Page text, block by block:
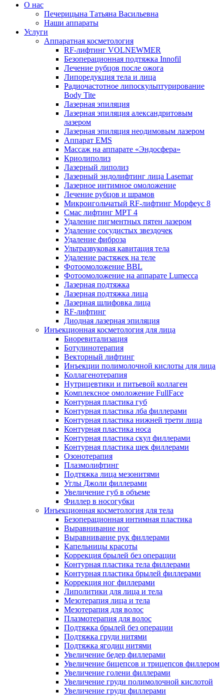
О нас
Печерицына Татьяна Васильевна
Наши аппараты
Услуги
Аппаратная косметология
RF-лифтинг VOLNEWMER
Безоперационная подтяжка Innofil
Лечение рубцов после ожога
Липоредукция тела и лица
Радиочастотное липоскульптурирование
Body Tite
Лазерная эпиляция
Лазерная эпиляция александритовым
лазером
Лазерная эпиляция неодимовым лазером
Аппарат EMS
Массаж на аппарате «Эндосфера»
Криолиполиз
Лазерный липолиз
Лазерный эндолифтинг лица Lasemar
Лазерное интимное омоложение
Лечение рубцов и шрамов
Микроигольчатый RF-лифтинг Морфеус 8
Смас лифтинг MPT 4
Удаление пигментных пятен лазером
Удаление сосудистых звездочек
Удаление фиброза
Ультразвуковая кавитация тела
Удаление растяжек на теле
Фотоомоложение BBL
Фотоомоложение на аппарате Lumecca
Лазерная подтяжка
Лазерная подтяжка лица
Лазерная шлифовка лица
RF-лифтинг
Диодная лазерная эпиляция
Инъекционная косметология для лица
Биоревитализация
Ботулинотерапия
Векторный лифтинг
Инъекции полимолочной кислоты для лица
Коллагенотерапия
Нутрицевтики и питьевой коллаген
Комплексное омоложение FullFace
Контурная пластика губ
Контурная пластика лба филлерами
Контурная пластика нижней трети лица
Контурная пластика носа
Контурная пластика скул филлерами
Контурная пластика щек филлерами
Озонотерапия
Плазмолифтинг
Подтяжка лица мезонитями
Углы Джоли филлерами
Увеличение губ в объеме
Филлер в носогубки
Инъекционная косметология для тела
Безоперационная интимная пластика
Выравнивание ног
Выравнивание рук филлерами
Капельницы красоты
Коррекция брылей без операции
Контурная пластика тела филлерами
Контурная пластика брылей филлерами
Коррекция ног филлерами
Липолитики для лица и тела
Мезотерапия лица и тела
Мезотерапия для волос
Плазмотерапия для волос
Подтяжка брылей без операции
Подтяжка груди нитями
Подтяжка ягодиц нитями
Увеличение бедер филлерами
Увеличение бицепсов и трицепсов филлером
Увеличение голени филлерами
Увеличение груди полимолочной кислотой
Увеличение груди филлерами